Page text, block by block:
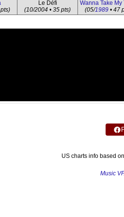
Le Défi
(10/2004 • 35 pts)
Wanna Take My
(05/1989 • 47
US charts info based
Music